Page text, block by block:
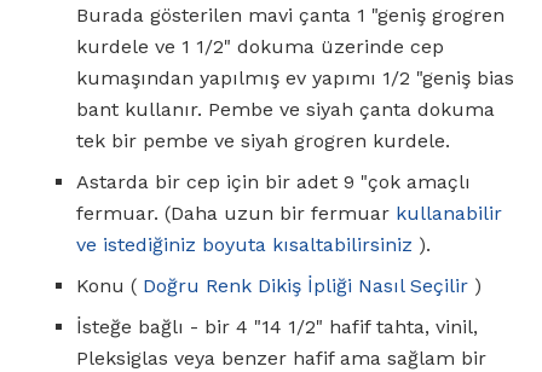
Burada gösterilen mavi çanta 1 "geniş grogren
kurdele ve 1 1/2" dokuma üzerinde cep
kumaşından yapılmış ev yapımı 1/2 "geniş bias
bant kullanır. Pembe ve siyah çanta dokuma
tek bir pembe ve siyah grogren kurdele.
Astarda bir cep için bir adet 9 "çok amaçlı
fermuar. (Daha uzun bir fermuar kullanabilir
ve istediğiniz boyuta kısaltabilirsiniz ).
Konu ( Doğru Renk Dikiş İpliği Nasıl Seçilir )
İsteğe bağlı - bir 4 "14 1/2" hafif tahta, vinil,
Pleksiglas veya benzer hafif ama sağlam bir